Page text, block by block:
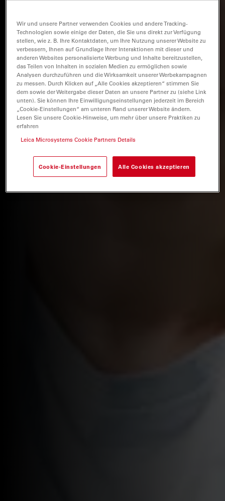
Wir und unsere Partner verwenden Cookies und andere Tracking-
Technologien sowie einige der Daten, die Sie uns direkt zur Verfügung
stellen, wie z. B. Ihre Kontaktdaten, um Ihre Nutzung unserer Website zu
verbessern, Ihnen auf Grundlage Ihrer Interaktionen mit dieser und
anderen Websites personalisierte Werbung und Inhalte bereitzustellen,
das Teilen von Inhalten in sozialen Medien zu ermöglichen sowie
Analysen durchzuführen und die Wirksamkeit unserer Werbekampagnen
zu messen. Durch Klicken auf „Alle Cookies akzeptieren“ stimmen Sie
dem sowie der Weitergabe dieser Daten an unsere Partner zu (siehe Link
unten). Sie können Ihre Einwilligungseinstellungen jederzeit im Bereich
„Cookie-Einstellungen“ am unteren Rand unserer Website ändern.
Lesen Sie unsere Cookie-Hinweise, um mehr über unsere Praktiken zu
erfahren
Leica Microsystems Cookie Partners Details
Cookie-Einstellungen Alle Cookies akzeptieren